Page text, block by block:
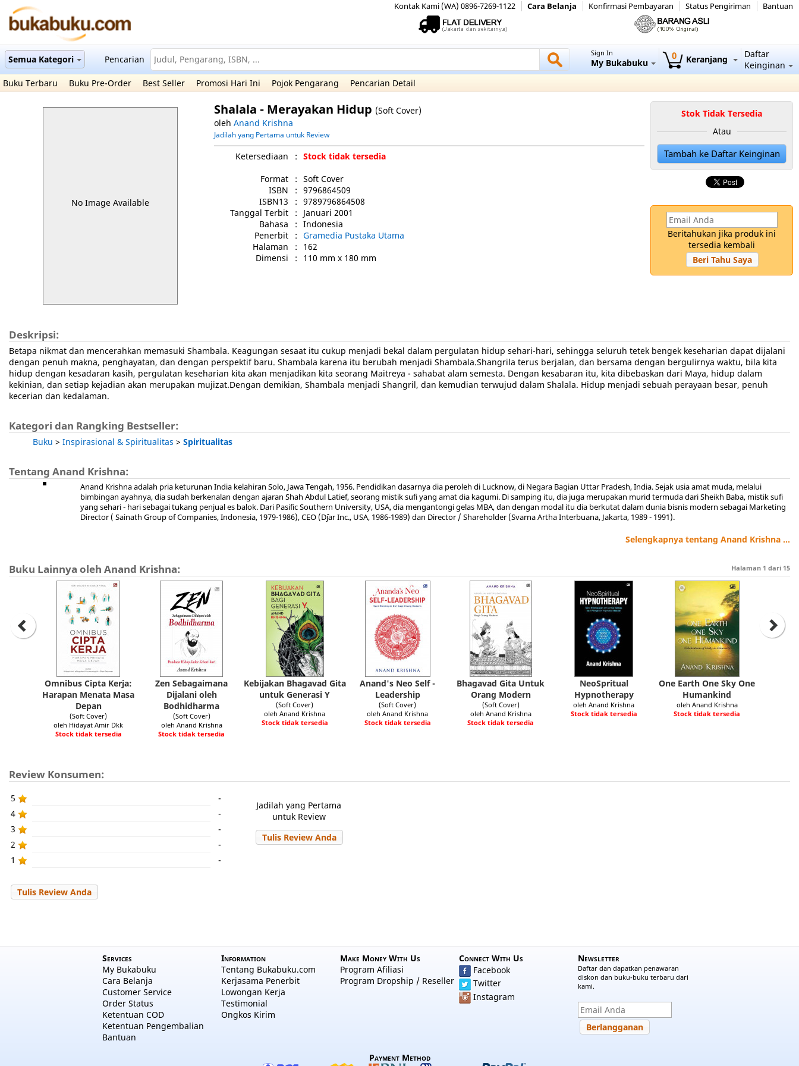
Kontak Kami (WA) 0896-7269-1122 Cara Belanja Konfirmasi Pembayaran Status Pengiriman Bantuan
Semua Kategori
Daftar
Keinginan
Pencarian 0 Keranjang
Sign In
My Bukabuku
Buku Terbaru
Buku Pre-Order Best Seller Promosi Hari Ini Pojok Pengarang Pencarian Detail
No Image Available
Stok Tidak Tersedia
Atau
Tambah ke Daftar Keinginan
Beritahukan jika produk ini
tersedia kembali
Beri Tahu Saya
Shalala - Merayakan Hidup (Soft Cover)
oleh Anand Krishna
Jadilah yang Pertama untuk Review
Ketersediaan : Stock tidak tersedia
Format
: Soft Cover
ISBN
: 9796864509
ISBN13
: 9789796864508
Tanggal Terbit
:
Januari 2001
Bahasa
: Indonesia
Penerbit
: Gramedia Pustaka Utama
Halaman
:
162
Dimensi
: 110 mm x 180 mm
Deskripsi:
Betapa nikmat dan mencerahkan memasuki Shambala. Keagungan sesaat itu cukup menjadi bekal dalam pergulatan hidup sehari-hari, sehingga seluruh tetek bengek keseharian dapat dijalani
dengan penuh makna, penghayatan, dan dengan perspektif baru. Shambala karena itu berubah menjadi Shambala.Shangrila terus berjalan, dan bersama dengan bergulirnya waktu, bila kita
hidup dengan kesadaran kasih, pergulatan keseharian kita akan menjadikan kita seorang Maitreya - sahabat alam semesta. Dengan kesabaran itu, kita dibebaskan dari Maya, hidup dalam
kekinian, dan setiap kejadian akan merupakan mujizat.Dengan demikian, Shambala menjadi Shangril, dan kemudian terwujud dalam Shalala. Hidup menjadi sebuah perayaan besar, penuh
kecerian dan kedalaman.
Kategori dan Rangking Bestseller:
Buku > Inspirasional & Spiritualitas > Spiritualitas
Tentang Anand Krishna:
Anand Krishna adalah pria keturunan India kelahiran Solo, Jawa Tengah, 1956. Pendidikan dasarnya dia peroleh di Lucknow, di Negara Bagian Uttar Pradesh, India. Sejak usia amat muda, melalui
bimbingan ayahnya, dia sudah berkenalan dengan ajaran Shah Abdul Latief, seorang mistik sufi yang amat dia kagumi. Di samping itu, dia juga merupakan murid termuda dari Sheikh Baba, mistik sufi
yang sehari - hari sebagai tukang penjual es balok. Dari Pasific Southern University, USA, dia mengantongi gelas MBA, dan dengan modal itu dia berkutat dalam dunia bisnis modern sebagai Marketing
Director ( Sainath Group of Companies, Indonesia, 1979-1986), CEO (D`jar Inc., USA, 1986-1989) dan Director / Shareholder (Svarna Artha Interbuana, Jakarta, 1989 - 1991).
Selengkapnya tentang Anand Krishna ...
Buku Lainnya oleh Anand Krishna: Halaman 1 dari 15
Omnibus Cipta Kerja:
Harapan Menata Masa
Depan
(Soft Cover)
oleh Hidayat Amir Dkk
Stock tidak tersedia
Zen Sebagaimana
Dijalani oleh
Bodhidharma
(Soft Cover)
oleh Anand Krishna
Stock tidak tersedia
Kebijakan Bhagavad Gita
untuk Generasi Y
(Soft Cover)
oleh Anand Krishna
Stock tidak tersedia
Anand's Neo Self -
Leadership
(Soft Cover)
oleh Anand Krishna
Stock tidak tersedia
Bhagavad Gita Untuk
Orang Modern
(Soft Cover)
oleh Anand Krishna
Stock tidak tersedia
NeoSpritual
Hypnotherapy
oleh Anand Krishna
Stock tidak tersedia
One Earth One Sky One
Humankind
oleh Anand Krishna
Stock tidak tersedia
Review Konsumen:
5
-
4
-
3
-
2
-
1
-
Jadilah yang Pertama
untuk Review
Tulis Review Anda
Tulis Review Anda
Services
My Bukabuku
Cara Belanja
Customer Service
Order Status
Ketentuan COD
Ketentuan Pengembalian
Bantuan
Information
Tentang Bukabuku.com
Kerjasama Penerbit
Lowongan Kerja
Testimonial
Ongkos Kirim
Make Money With Us
Program Afiliasi
Program Dropship / Reseller
Connect With Us
Facebook
Twitter
Instagram
Newsletter
Daftar dan dapatkan penawaran
diskon dan buku-buku terbaru dari
kami.
Berlangganan
Payment Method